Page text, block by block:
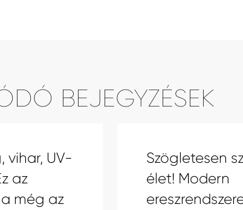
BEJEGYZÉSEK
vihar, UV-
az
még az
Szögletesen
élet! Modern